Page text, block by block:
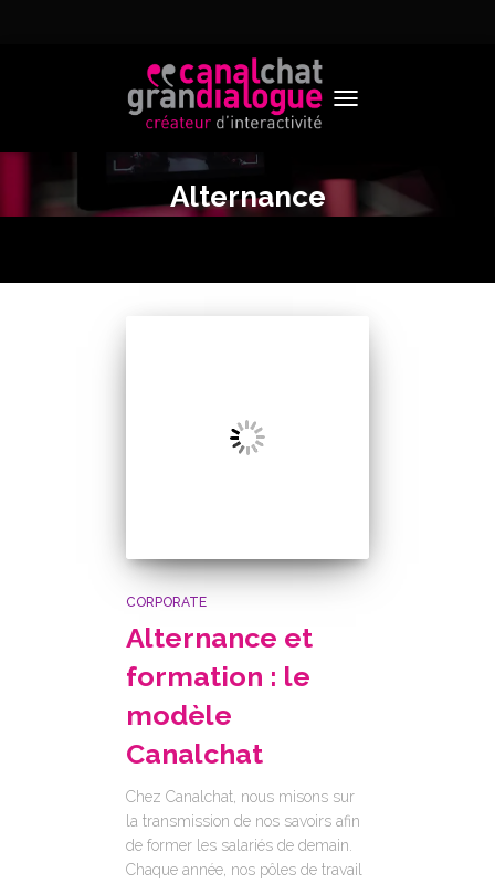
Alternance
CORPORATE
Alternance et
formation : le
modèle
Canalchat
Chez Canalchat, nous misons sur
la transmission de nos savoirs afin
de former les salariés de demain.
Chaque année, nos pôles de travail